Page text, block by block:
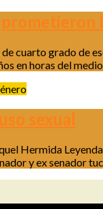
cuarto grado de
en horas del
sexual
Hermida
y ex senador